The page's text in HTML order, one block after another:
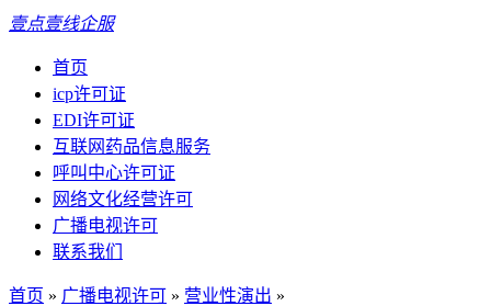
壹点壹线企服
首页
icp许可证
EDI许可证
互联网药品信息服务
呼叫中心许可证
网络文化经营许可
广播电视许可
联系我们
首页 » 广播电视许可 » 营业性演出 »